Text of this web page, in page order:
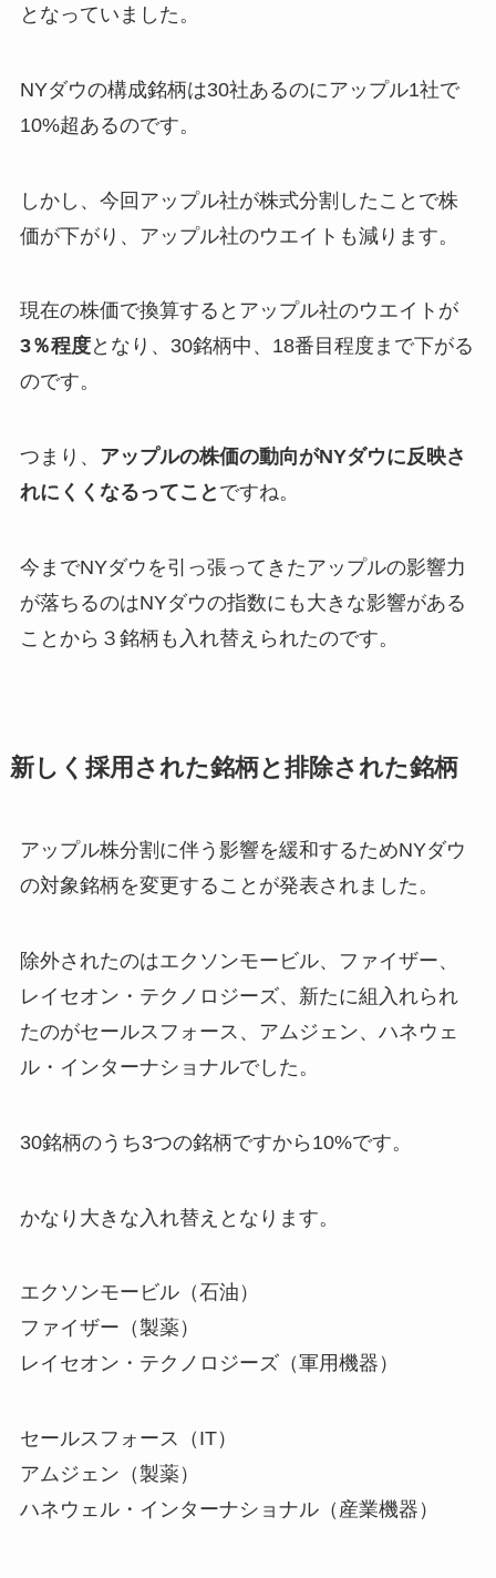
となっていました。
NYダウの構成銘柄は30社あるのにアップル1社で
10%超あるのです。
しかし、今回アップル社が株式分割したことで株
価が下がり、アップル社のウエイトも減ります。
現在の株価で換算するとアップル社のウエイトが
3％程度となり、30銘柄中、18番目程度まで下がる
のです。
つまり、 アップルの株価の動向がNYダウに反映さ
れにくくなるってこと ですね。
今までNYダウを引っ張ってきたアップルの影響力
が落ちるのはNYダウの指数にも大きな影響がある
ことから３銘柄も入れ替えられたのです。
新しく採用された銘柄と排除された銘柄
アップル株分割に伴う影響を緩和するためNYダウ
の対象銘柄を変更することが発表されました。
除外されたのはエクソンモービル、ファイザー、
レイセオン・テクノロジーズ、新たに組入れられ
たのがセールスフォース、アムジェン、ハネウェ
ル・インターナショナルでした。
30銘柄のうち3つの銘柄ですから10%です。
かなり大きな入れ替えとなります。
エクソンモービル（石油）
ファイザー（製薬）
レイセオン・テクノロジーズ（軍用機器）
セールスフォース（IT）
アムジェン（製薬）
ハネウェル・インターナショナル（産業機器）